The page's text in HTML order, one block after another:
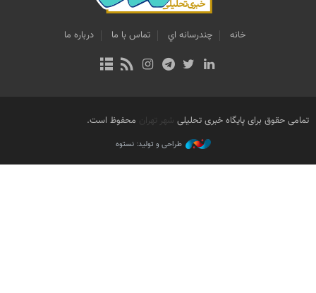
خانه چندرسانه اي تماس با ما درباره ما
تمامی حقوق برای پایگاه خبری تحلیلی شهر تهران محفوظ است.
طراحی و تولید: نستوه